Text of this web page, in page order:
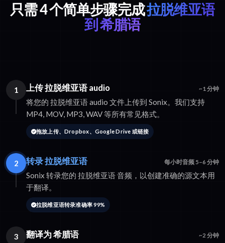
只需 4 个简单步骤完成拉脱维亚语
到 希腊语
1 上传 拉脱维亚语 audio ~1 分钟
将您的 拉脱维亚语 audio 文件上传到 Sonix。我们支持
MP4, MOV, MP3, WAV 等所有常见格式。
拖放上传、Dropbox、Google Drive 或链接
2 转录 拉脱维亚语 每小时音频 5–6 分钟
Sonix 转录您的 拉脱维亚语 音频，以创建准确的源文本用
于翻译。
拉脱维亚语转录准确率 99%
3 翻译为 希腊语 ~2 分钟